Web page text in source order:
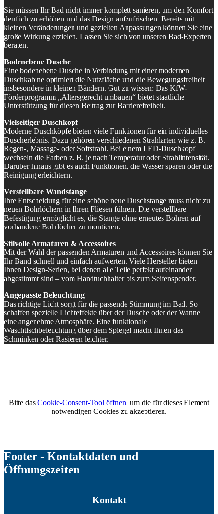
Sie müssen Ihr Bad nicht immer komplett sanieren, um den Komfort
deutlich zu erhöhen und das Design aufzufrischen. Bereits mit
kleinen Veränderungen und gezielten Anpassungen können Sie eine
große Wirkung erzielen. Lassen Sie sich von unseren Bad-Experten
beraten.
Bodenebene Dusche
Eine bodenebene Dusche in Verbindung mit einer modernen
Duschkabine optimiert die Nutzfläche und die Bewegungsfreiheit
insbesondere in kleinen Bändern. Gut zu wissen: Das KfW-
Förderprogramm „Altersgerecht umbauen“ bietet staatliche
Unterstützung für diesen Beitrag zur Barrierefreiheit.
Vielseitiger Duschkopf
Moderne Duschköpfe bieten viele Funktionen für ein individuelles
Duscherlebnis. Dazu gehören verschiedenen Strahlarten wie z. B.
Regen-, Massage- oder Softstrahl. Bei einem LED-Duschkopf
wechseln die Farben z. B. je nach Temperatur oder Strahlintensität.
Darüber hinaus gibt es auch Funktionen, die Wasser sparen oder die
Reinigung erleichtern.
Verstellbare Wandstange
Ihre Entscheidung für eine schöne neue Duschstange muss nicht zu
neuen Bohrlöchern in Ihren Fliesen führen. Die verstellbare
Befestigung ermöglicht es, die Stange ohne erneutes Bohren auf
vorhandene Bohrlöcher zu montieren.
Stilvolle Armaturen & Accessoires
Mit der Wahl der passenden Armaturen und Accessoires können Sie
Ihr Band schnell und einfach aufwerten. Viele Hersteller bieten
Ihnen Design-Serien, bei denen alle Teile perfekt aufeinander
abgestimmt sind – vom Handtuchhalter bis zum Seifenspender.
Angepasste Beleuchtung
Das richtige Licht sorgt für die passende Stimmung im Bad. So
schaffen spezielle Lichteffekte über der Dusche oder der Wanne
eine angenehme Atmosphäre. Eine funktionale
Waschtischbeleuchtung über dem Spiegel macht Ihnen das
Schminken oder Rasieren leichter.
Bitte das Cookie-Consent-Tool öffnen, um die für dieses Element
notwendigen Cookies zu akzeptieren.
Footer - Kontaktdaten und
Öffnungszeiten
Kontakt